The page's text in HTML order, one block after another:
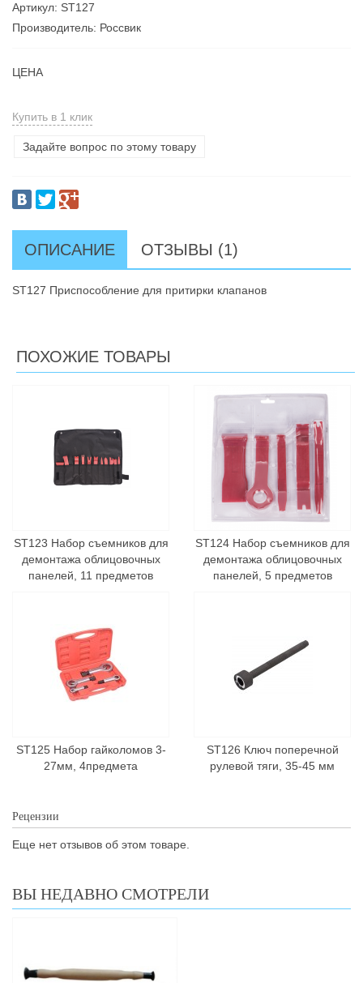
Артикул: ST127
Производитель: Россвик
ЦЕНА
Купить в 1 клик
Задайте вопрос по этому товару
ОПИСАНИЕ ОТЗЫВЫ (1)
ST127 Приспособление для притирки клапанов
ПОХОЖИЕ ТОВАРЫ
ST123 Набор съемников для
демонтажа облицовочных
панелей, 11 предметов
ST124 Набор съемников для
демонтажа облицовочных
панелей, 5 предметов
ST125 Набор гайколомов 3-
27мм, 4предмета
ST126 Ключ поперечной
рулевой тяги, 35-45 мм
Рецензии
Еще нет отзывов об этом товаре.
ВЫ НЕДАВНО СМОТРЕЛИ